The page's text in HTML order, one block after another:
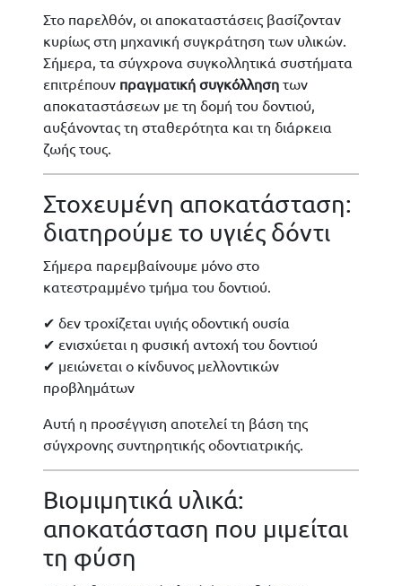
Στο παρελθόν, οι αποκαταστάσεις βασίζονταν
κυρίως στη μηχανική συγκράτηση των υλικών.
Σήμερα, τα σύγχρονα συγκολλητικά συστήματα
επιτρέπουν πραγματική συγκόλληση των
αποκαταστάσεων με τη δομή του δοντιού,
αυξάνοντας τη σταθερότητα και τη διάρκεια
ζωής τους.
Στοχευμένη αποκατάσταση:
διατηρούμε το υγιές δόντι
Σήμερα παρεμβαίνουμε μόνο στο
κατεστραμμένο τμήμα του δοντιού.
✔ δεν τροχίζεται υγιής οδοντική ουσία
✔ ενισχύεται η φυσική αντοχή του δοντιού
✔ μειώνεται ο κίνδυνος μελλοντικών
προβλημάτων
Αυτή η προσέγγιση αποτελεί τη βάση της
σύγχρονης συντηρητικής οδοντιατρικής.
Βιομιμητικά υλικά:
αποκατάσταση που μιμείται
τη φύση